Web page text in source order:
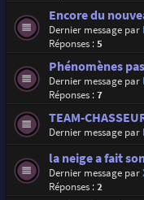
Encore du
Dernier message par
Réponses :5
Phénomènes
Dernier message par
Réponses :7
TEAM-
Dernier message par
la neige a fait
Dernier message par
Réponses :2